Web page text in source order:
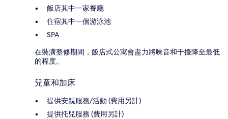
飯店其中一家餐廳
住宿其中一個游泳池
SPA
在裝潢整修期間，飯店式公寓會盡力將噪音和干擾降至最低
的程度。
兒童和加床
提供安親服務/活動 (費用另計)
提供托兒服務 (費用另計)